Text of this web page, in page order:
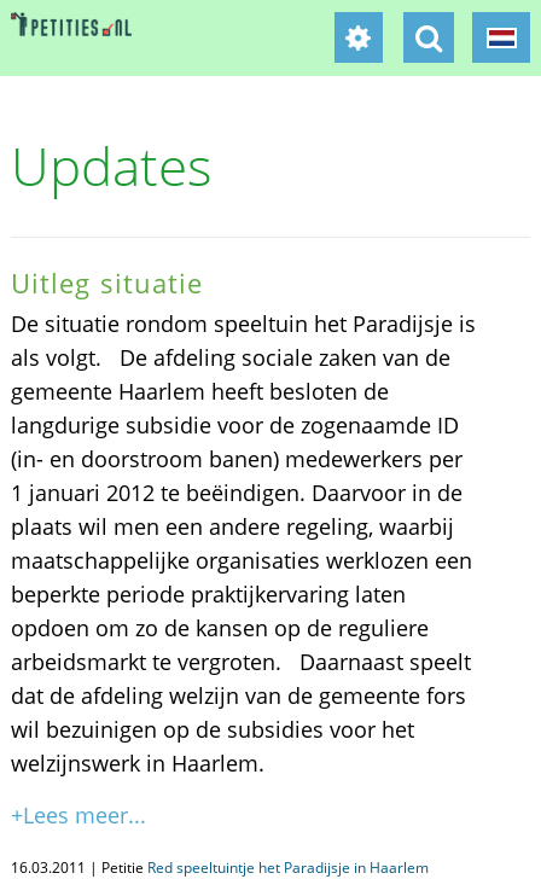
Updates
Uitleg situatie
De situatie rondom speeltuin het Paradijsje is
als volgt. De afdeling sociale zaken van de
gemeente Haarlem heeft besloten de
langdurige subsidie voor de zogenaamde ID
(in- en doorstroom banen) medewerkers per
1 januari 2012 te beëindigen. Daarvoor in de
plaats wil men een andere regeling, waarbij
maatschappelijke organisaties werklozen een
beperkte periode praktijkervaring laten
opdoen om zo de kansen op de reguliere
arbeidsmarkt te vergroten. Daarnaast speelt
dat de afdeling welzijn van de gemeente fors
wil bezuinigen op de subsidies voor het
welzijnswerk in Haarlem.
+Lees meer...
16.03.2011 | Petitie Red speeltuintje het Paradijsje in Haarlem